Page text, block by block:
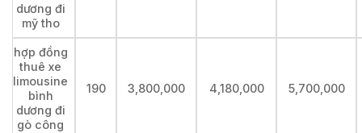
dương đi
mỹ tho
hợp đồng
thuê xe
limousine
bình
dương đi
gò công
190 3,800,000 4,180,000 5,700,000